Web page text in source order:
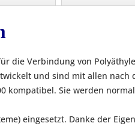
die Verbindung von
und sind mit allen nach
kompatibel. Sie werden
eingesetzt. Danke der